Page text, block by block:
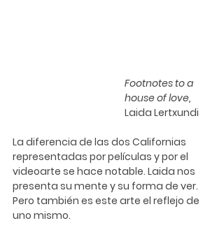
Footnotes to a
house of love,
Laida Lertxundi
La diferencia de las dos Californias
representadas por películas y por el
videoarte se hace notable. Laida nos
presenta su mente y su forma de ver.
Pero también es este arte el reflejo de
uno mismo.